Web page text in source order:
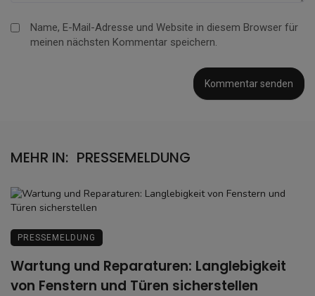
Name, E-Mail-Adresse und Website in diesem Browser für
meinen nächsten Kommentar speichern.
MEHR IN: PRESSEMELDUNG
PRESSEMELDUNG
Wartung und Reparaturen: Langlebigkeit
von Fenstern und Türen sicherstellen